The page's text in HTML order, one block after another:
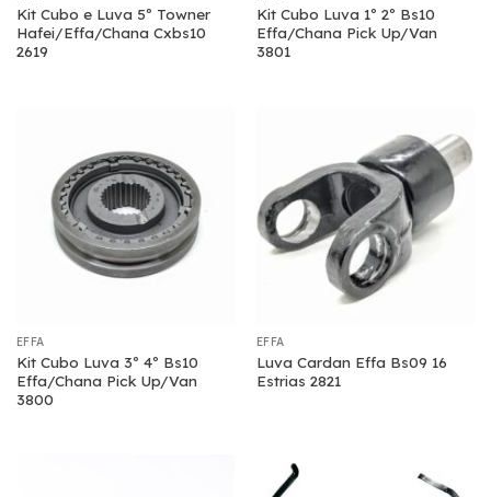
Kit Cubo e Luva 5º Towner
Hafei/Effa/Chana Cxbs10
2619
Kit Cubo Luva 1º 2º Bs10
Effa/Chana Pick Up/Van
3801
EFFA
Kit Cubo Luva 3º 4º Bs10
Effa/Chana Pick Up/Van
3800
EFFA
Luva Cardan Effa Bs09 16
Estrias 2821